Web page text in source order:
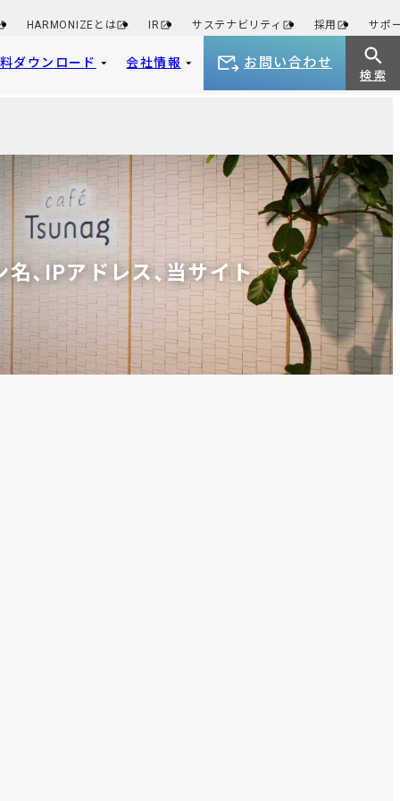
HARMONIZEとは IR サステナビリティ 採用 サポ
ダウンロード 会社情報 お問い合わせ
検 索
、IPアドレス、当サイト